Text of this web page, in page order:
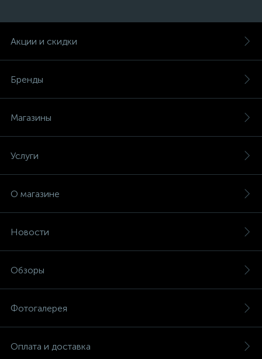
Акции и скидки
Бренды
Магазины
Услуги
О магазине
Новости
Обзоры
Фотогалерея
Оплата и доставка